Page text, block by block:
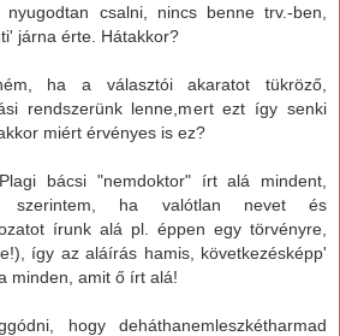
csalni, nincs benne trv.-ben,
járna érte. Hátakkor?
ha a választói akaratot tükröző,
rendszerünk lenne,mert ezt így senki
miért érvényes is ez?
bácsi "nemdoktor" írt alá mindent,
szerintem, ha valótlan nevet és
írunk alá pl. éppen egy törvényre,
így az aláírás hamis, következésképp'
minden, amit ő írt alá!
hogy deháthanemleszkétharmad